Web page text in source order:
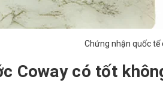
Chứng nhận quốc tế
Coway có tốt